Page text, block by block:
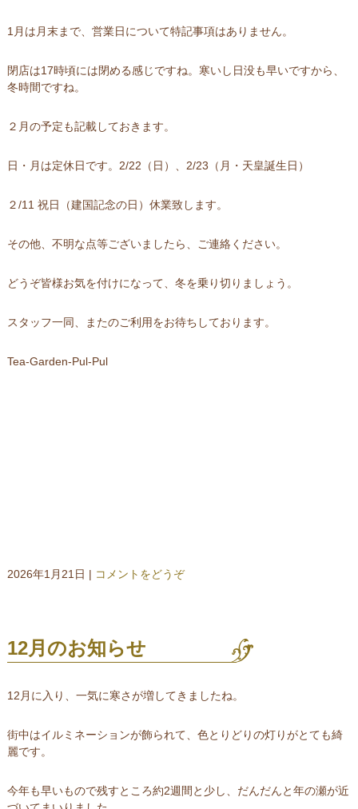
1月は月末まで、営業日について特記事項はありません。
閉店は17時頃には閉める感じですね。寒いし日没も早いですから、
冬時間ですね。
２月の予定も記載しておきます。
日・月は定休日です。2/22（日）、2/23（月・天皇誕生日）
２/11 祝日（建国記念の日）休業致します。
その他、不明な点等ございましたら、ご連絡ください。
どうぞ皆様お気を付けになって、冬を乗り切りましょう。
スタッフ一同、またのご利用をお待ちしております。
Tea-Garden-Pul-Pul
2026年1月21日 | コメントをどうぞ
12月のお知らせ
12月に入り、一気に寒さが増してきましたね。
街中はイルミネーションが飾られて、色とりどりの灯りがとても綺
麗です。
今年も早いもので残すところ約2週間と少し、だんだんと年の瀬が近